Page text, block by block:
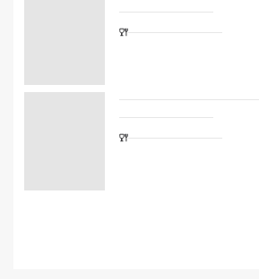
Сетевые отели ОАЭ